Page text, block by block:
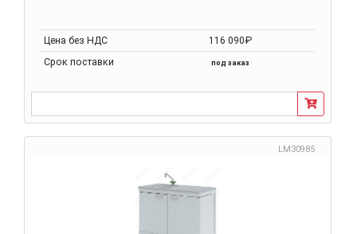
Цена без НДС
116 090₽
Срок поставки
под заказ
LM30985